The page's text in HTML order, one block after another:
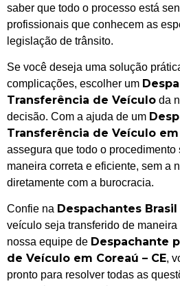
saber que todo o processo está
profissionais que conhecem as
legislação de trânsito.
Se você deseja uma solução
complicações, escolher um
Transferência de Veículo da
decisão. Com a ajuda de um
Transferência de Veículo em
assegura que todo o
maneira correta e eficiente, sem a
diretamente com a burocracia.
Confie na Despachantes Brasil
veículo seja transferido de
nossa equipe de Despachante
de Veículo em Coreaú – CE,
pronto para resolver todas as